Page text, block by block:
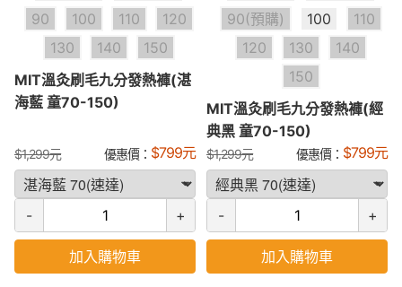
90
100 110
120
130
140
150
MIT溫灸刷毛九分發熱褲(湛
海藍 童70-150)
$1,299元 優惠價： $799元
- +
加入購物車
90(預購)
100
110
120
130
140
150
MIT溫灸刷毛九分發熱褲(經
典黑 童70-150)
$1,299元 優惠價： $799元
- +
加入購物車